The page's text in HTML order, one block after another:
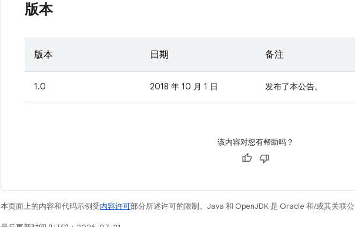
版本
版本 日期 备注
1.0 2018 年 10 月 1 日 发布了本公告。
该内容对您有帮助吗？
本页面上的内容和代码示例受内容许可部分所述许可的限制。Java 和 OpenJDK 是 Oracle 和/或其关联